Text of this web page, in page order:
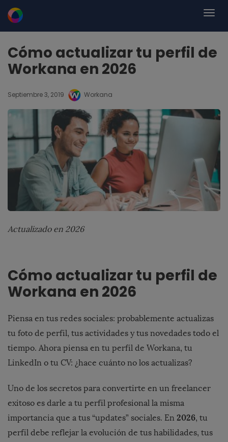
Cómo actualizar tu perfil de
Workana en 2026
Septiembre 3, 2019 Workana
Actualizado en 2026
Cómo actualizar tu perfil de
Workana en 2026
Piensa en tus redes sociales: probablemente actualizas
tu foto de perfil, tus actividades y tus novedades todo el
tiempo. Ahora piensa en tu perfil de Workana, tu
LinkedIn o tu CV: ¿hace cuánto no los actualizas?
Uno de los secretos para convertirte en un freelancer
exitoso es darle a tu perfil profesional la misma
importancia que a tus “updates” sociales. En 2026, tu
perfil debe reflejar la evolución de tus habilidades, tus